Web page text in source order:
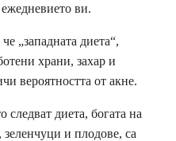
ви.
„западната диета“,
храни, захар и
вероятността от акне.
диета, богата на
и плодове, са